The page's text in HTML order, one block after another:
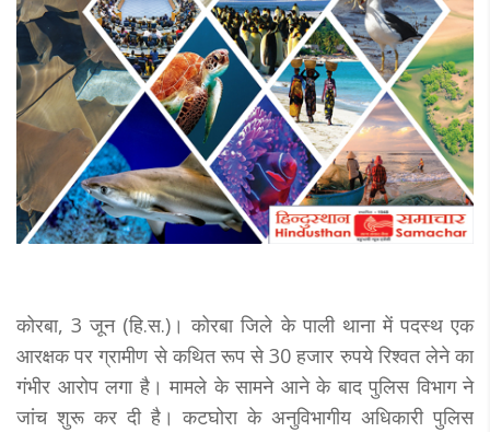
कोरबा, 3 जून (हि.स.)। कोरबा जिले के पाली थाना में पदस्थ एक
आरक्षक पर ग्रामीण से कथित रूप से 30 हजार रुपये रिश्वत लेने का
गंभीर आरोप लगा है। मामले के सामने आने के बाद पुलिस विभाग ने
जांच शुरू कर दी है। कटघोरा के अनुविभागीय अधिकारी पुलिस